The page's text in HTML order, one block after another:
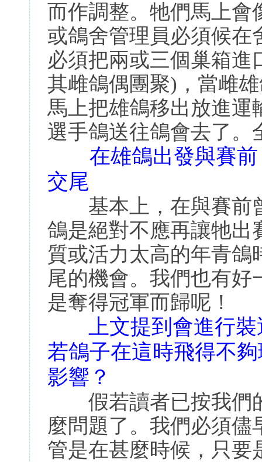
而作調整。牠們馬上會
或鴿舍管理員必須候在
必須把兩或三個巢箱進
其雌鴿偶團聚)，當雌
馬上把雄鴿移出放進運
選手鴿送往鴿會去了。
在雄鴿出發與賽前
交尾
基本上，在與賽前
鴿是絕對不應再讓牠出
質或活力太高的年青鴿
尾的機會。我們也有
是奪得冠軍而歸呢！
上文提到會進行
若鴿子在這時飛得不
影響？
假若讀者已按我們
麼問題了。我們必須儘
管是在甚麼時候，只要